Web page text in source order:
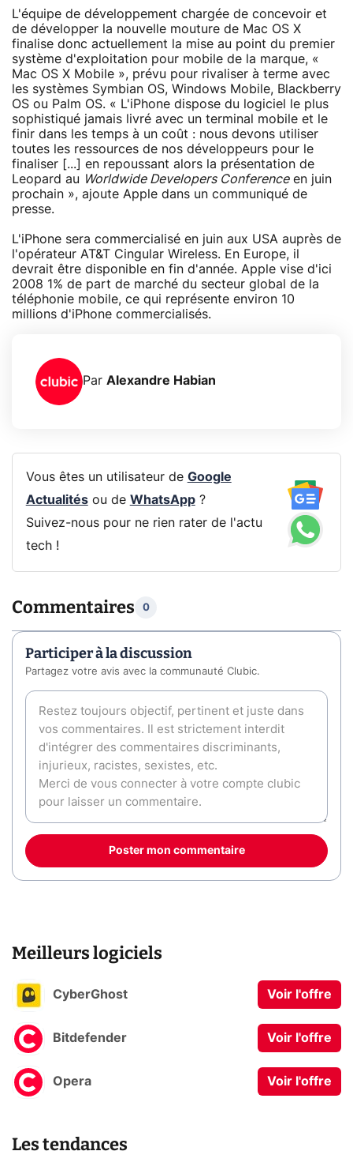
L'équipe de développement chargée de concevoir et
de développer la nouvelle mouture de Mac OS X
finalise donc actuellement la mise au point du premier
système d'exploitation pour mobile de la marque, «
Mac OS X Mobile », prévu pour rivaliser à terme avec
les systèmes Symbian OS, Windows Mobile, Blackberry
OS ou Palm OS. « L'iPhone dispose du logiciel le plus
sophistiqué jamais livré avec un terminal mobile et le
finir dans les temps à un coût : nous devons utiliser
toutes les ressources de nos développeurs pour le
finaliser [...] en repoussant alors la présentation de
Leopard au Worldwide Developers Conferenceen juin
prochain », ajoute Apple dans un communiqué de
presse.
L'iPhone sera commercialisé en juin aux USA auprès de
l'opérateur AT&T Cingular Wireless. En Europe, il
devrait être disponible en fin d'année. Apple vise d'ici
2008 1% de part de marché du secteur global de la
téléphonie mobile, ce qui représente environ 10
millions d'iPhone commercialisés.
Par Alexandre Habian
Vous êtes un utilisateur de Google
Actualitésou de WhatsApp?
Suivez-nous pour ne rien rater de l'actu
tech !
Commentaires 0
Participer à la discussion
Partagez votre avis avec la communauté Clubic.
Poster mon commentaire
Meilleurs logiciels
CyberGhost Voir l'offre
Bitdefender Voir l'offre
Opera Voir l'offre
Les tendances